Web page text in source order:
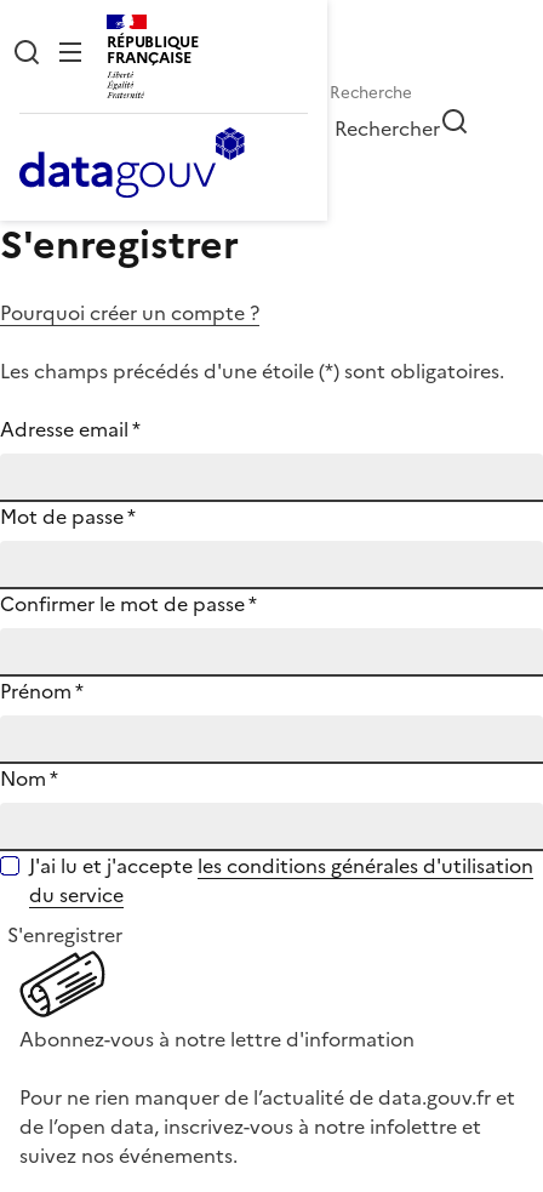
RÉPUBLIQUE
FRANÇAISE
Rechercher
S'enregistrer
Pourquoi créer un compte ?
Les champs précédés d'une étoile (*) sont obligatoires.
Adresse email*
Mot de passe*
Confirmer le mot de passe*
Prénom*
Nom*
J'ai lu et j'accepte les conditions générales d'utilisation
du service
S'enregistrer
Abonnez-vous à notre lettre d'information
Pour ne rien manquer de l’actualité de data.gouv.fr et
de l’open data, inscrivez-vous à notre infolettre et
suivez nos événements.